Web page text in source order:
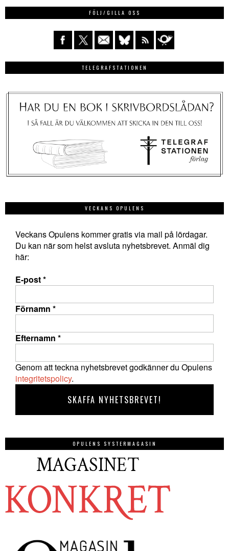
FÖLJ/GILLA OSS
TELEGRAFSTATIONEN
VECKANS OPULENS
Veckans Opulens kommer gratis via mail på lördagar.
Du kan när som helst avsluta nyhetsbrevet. Anmäl dig
här:
E-post*
Förnamn *
Efternamn *
Genom att teckna nyhetsbrevet godkänner du Opulens
integritetspolicy.
OPULENS SYSTERMAGASIN